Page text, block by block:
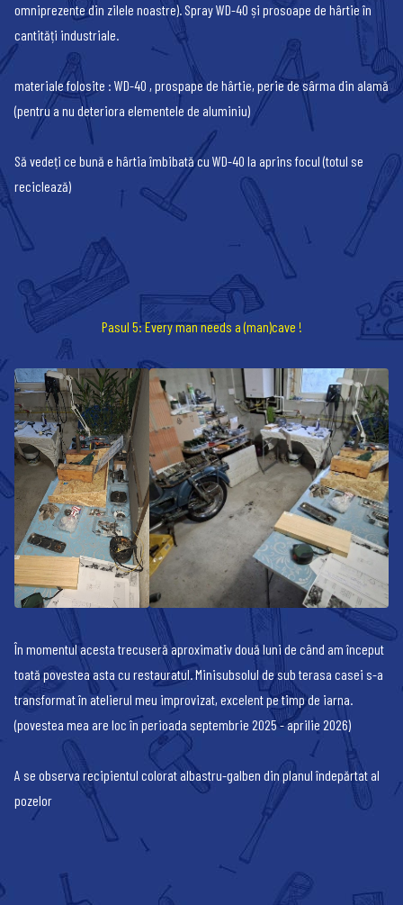
omniprezente din zilele noastre). Spray WD-40 și prosoape de hârtie în
cantități industriale.
materiale folosite : WD-40 , prospape de hârtie, perie de sârma din alamă
(pentru a nu deteriora elementele de aluminiu)
Să vedeți ce bună e hârtia îmbibată cu WD-40 la aprins focul (totul se
reciclează)
Pasul 5: Every man needs a (man)cave !
În momentul acesta trecuseră aproximativ două luni de când am început
toată povestea asta cu restauratul. Minisubsolul de sub terasa casei s-a
transformat în atelierul meu improvizat, excelent pe timp de iarna.
(povestea mea are loc în perioada septembrie 2025 - aprilie 2026)
A se observa recipientul colorat albastru-galben din planul îndepărtat al
pozelor